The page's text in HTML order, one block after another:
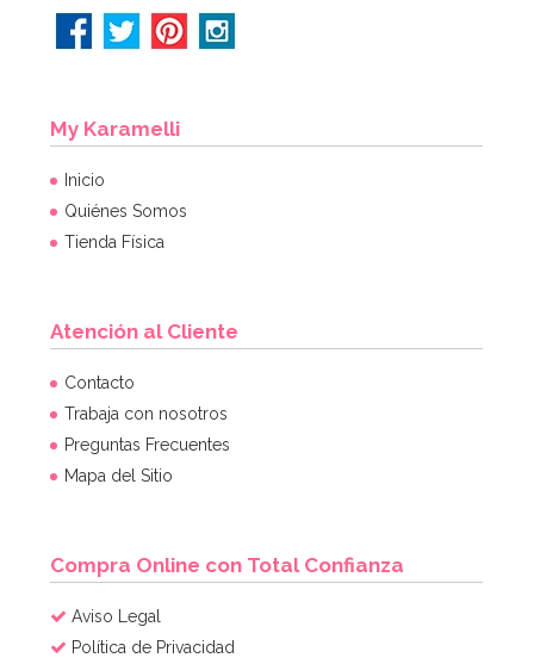
My Karamelli
Inicio
Quiénes Somos
Tienda Física
Atención al Cliente
Contacto
Trabaja con nosotros
Preguntas Frecuentes
Mapa del Sitio
Compra Online con Total Confianza
Aviso Legal
Política de Privacidad